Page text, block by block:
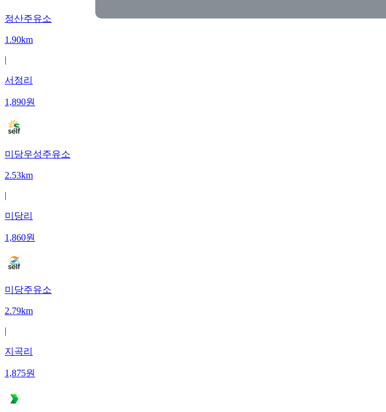
정산주유소
1.90km
|
서정리
1,890원
미당우성주유소
2.53km
|
미당리
1,860원
미당주유소
2.79km
|
지곡리
1,875원